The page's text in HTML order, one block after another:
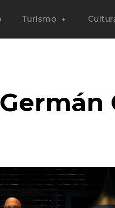
Turismo
Germán